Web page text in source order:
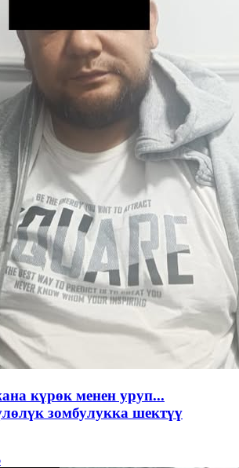
күрөк менен уруп...
зомбулукка шектүү